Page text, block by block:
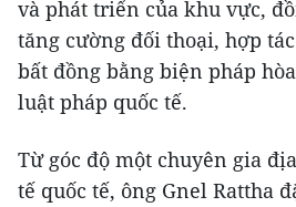
và phát triển của khu vực,
tăng cường đối thoại, hợp
bất đồng bằng biện pháp
luật pháp quốc tế.
Từ góc độ một chuyên gia
tế quốc tế, ông Gnel Rattha